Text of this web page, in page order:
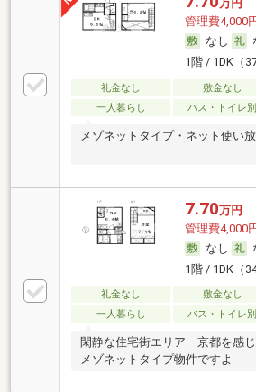
万円
管理費4,000
なし
1階 / 1DK（
礼金なし 敷金なし
一人暮らし
バス・トイレ別
メゾネットタイプ・ネット使い
7.70万円
管理費4,000
なし
1階 / 1DK（
礼金なし 敷金なし
一人暮らし
バス・トイレ別
閑静な住宅街エリア 京都を感じ
メゾネットタイプ物件ですよ